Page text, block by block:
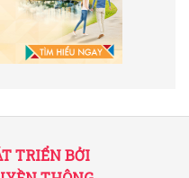
TRIỂN BỞI